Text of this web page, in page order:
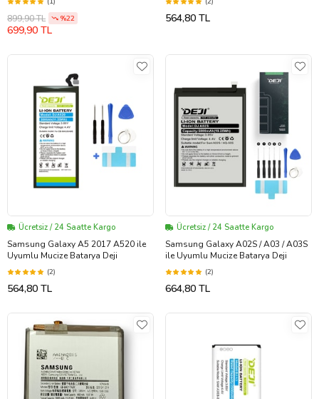
899,90 TL %22
699,90 TL
564,80 TL
Ücretsiz / 24 Saatte Kargo
Samsung Galaxy A5 2017 A520 ile
Uyumlu Mucize Batarya Deji
(2)
564,80 TL
Ücretsiz / 24 Saatte Kargo
Samsung Galaxy A02S / A03 / A03S
ile Uyumlu Mucize Batarya Deji
(2)
664,80 TL